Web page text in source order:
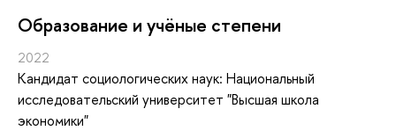
Oбразование и учёные степени
2022
Кандидат социологических наук: Национальный
исследовательский университет "Высшая школа
экономики"